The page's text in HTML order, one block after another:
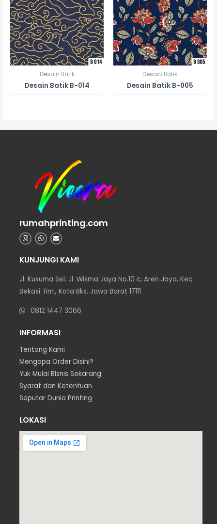
Desain Batik
Desain Batik B-014
Desain Batik
Desain Batik B-005
rumahprinting.com
KUNJUNGI KAMI
Jl. Kusuma Sel. Jl. Wisma Jaya No.10 c, Aren Jaya, Kec.
Bekasi Tim., Kota Bks, Jawa Barat 17111
0812 1447 3066
INFORMASI
Tentang Kami
Mengapa Order Disini?
Yuk Mulai BIsnis Sekarang
Syarat dan Ketentuan
Seputar Dunia Printing
LOKASI